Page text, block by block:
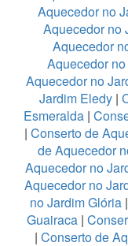
Aquecedor no
Aquecedor no
Aquecedor
Aquecedor
Aquecedor no
Jardim Eledy |
Esmeralda |
| Conserto de
de Aquecedor
Aquecedor no
Aquecedor no
no Jardim Glória |
Guairaca|
| Conserto de